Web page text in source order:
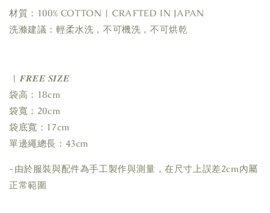
材質：100% COTTON | CRAFTED IN JAPAN
洗滌建議：輕柔水洗，不可機洗，不可烘乾
| 𝑭𝑹𝑬𝑬 𝑺𝑰𝒁𝑬
袋高：18cm
袋寬：20cm
袋底寬：17cm
單邊繩總長：43cm
-由於服裝與配件為手工製作與測量，在尺寸上誤差2cm內屬
正常範圍